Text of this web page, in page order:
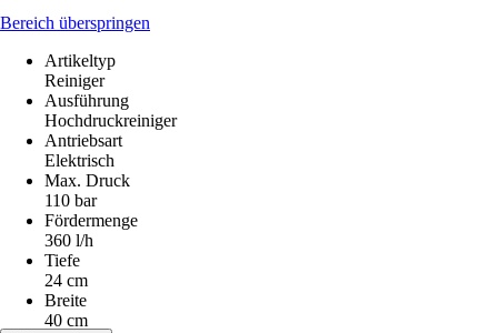
Bereich überspringen
Artikeltyp
Reiniger
Ausführung
Hochdruckreiniger
Antriebsart
Elektrisch
Max. Druck
110 bar
Fördermenge
360 l/h
Tiefe
24 cm
Breite
40 cm